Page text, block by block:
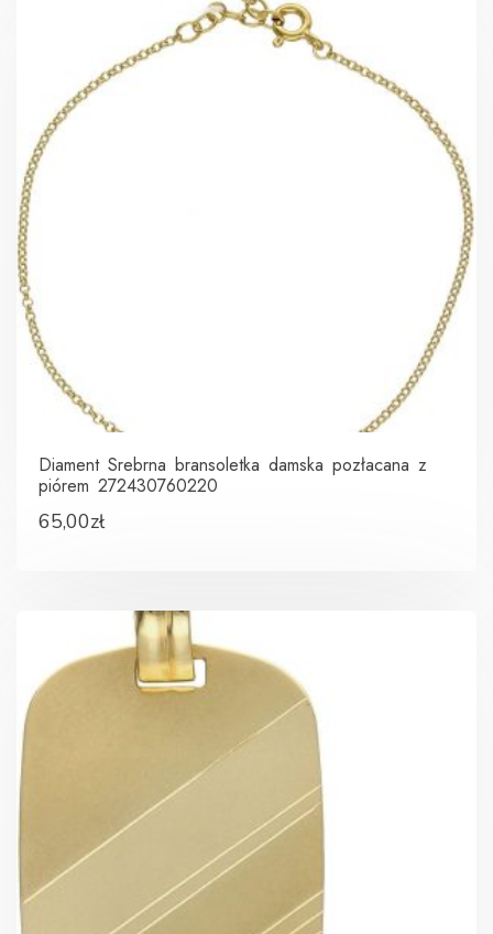
Diament Srebrna bransoletka damska pozłacana z
piórem 272430760220
65,00zł